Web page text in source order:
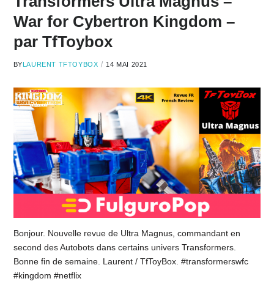
War for Cybertron Kingdom –
par TfToybox
BYLAURENT TFTOYBOX 14 MAI 2021
Bonjour. Nouvelle revue de Ultra Magnus, commandant en
second des Autobots dans certains univers Transformers.
Bonne fin de semaine. Laurent / TfToyBox. #transformerswfc
#kingdom #netflix